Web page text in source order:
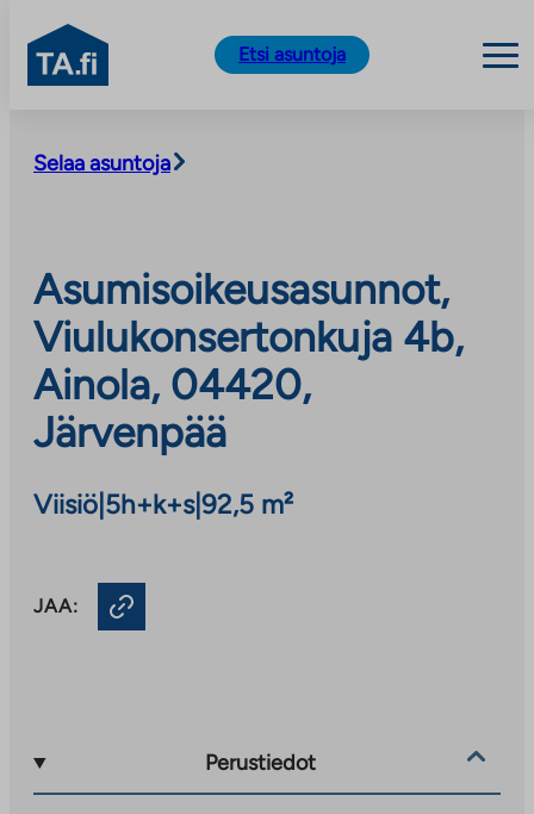
sisältöön
TA.fi
Etsi asuntoja
Selaa asuntoja
Asumisoikeusasunnot,
Viulukonsertonkuja 4b,
Ainola, 04420,
Järvenpää
Viisiö 5h+k+s|92,5 m²
JAA:
Perustiedot